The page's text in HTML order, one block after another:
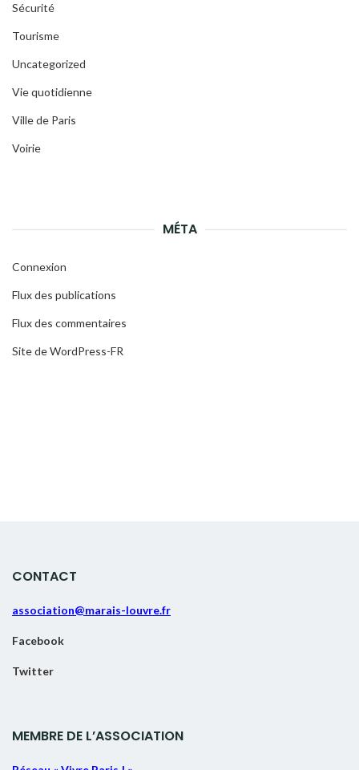
Sécurité
Tourisme
Uncategorized
Vie quotidienne
Ville de Paris
Voirie
MÉTA
Connexion
Flux des publications
Flux des commentaires
Site de WordPress-FR
CONTACT
association@marais-louvre.fr
Facebook
Twitter
MEMBRE DE L’ASSOCIATION